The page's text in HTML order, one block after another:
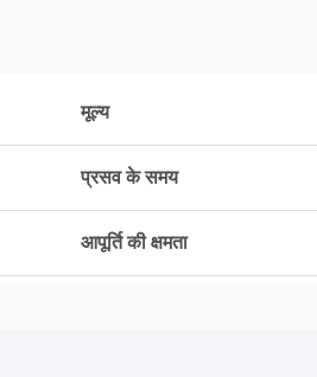
मूल्य
प्रसव के समय
आपूर्ति की क्षमता